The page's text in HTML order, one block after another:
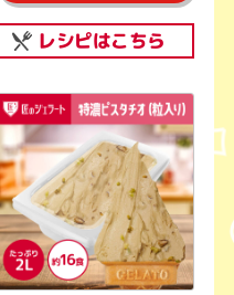
レシピはこちら